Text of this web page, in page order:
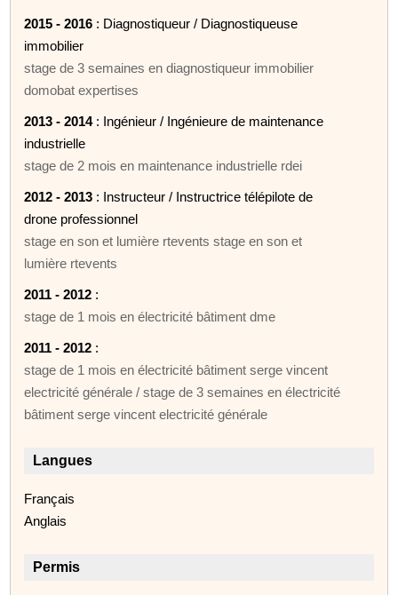
2015 - 2016 : Diagnostiqueur / Diagnostiqueuse
immobilier
stage de 3 semaines en diagnostiqueur immobilier
domobat expertises
2013 - 2014: Ingénieur / Ingénieure de maintenance
industrielle
stage de 2 mois en maintenance industrielle rdei
2012 - 2013 : Instructeur / Instructrice télépilote de
drone professionnel
stage en son et lumière rtevents stage en son et
lumière rtevents
2011 - 2012 :
stage de 1 mois en électricité bâtiment dme
2011 - 2012 :
stage de 1 mois en électricité bâtiment serge vincent
electricité générale / stage de 3 semaines en électricité
bâtiment serge vincent electricité générale
Langues
Français
Anglais
Permis